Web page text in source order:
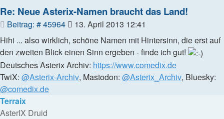
Re: Neue Asterix-Namen braucht das Land!
Beitrag: # 45964Beitrag
13. April 2013 12:41
Hihi ... also wirklich, schöne Namen mit Hintersinn, die erst auf
den zweiten Blick einen Sinn ergeben - finde ich gut!
Deutsches Asterix Archiv: https://www.comedix.de
TwiX: @Asterix-Archiv, Mastodon: @Asterix_Archiv, Bluesky:
@comedix.de
Terraix
AsterIX Druid